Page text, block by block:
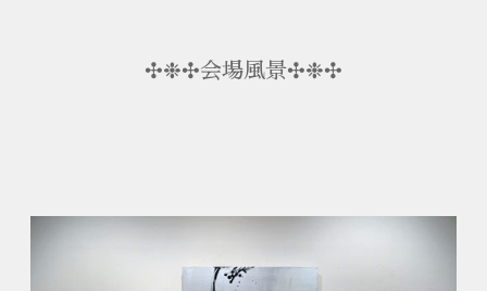
✣❉✣会場風景✣❉✣